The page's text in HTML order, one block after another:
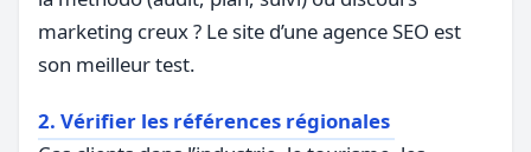
marketing creux ? Le site d’une agence SEO est
son meilleur test.
2. Vérifier les références régionales